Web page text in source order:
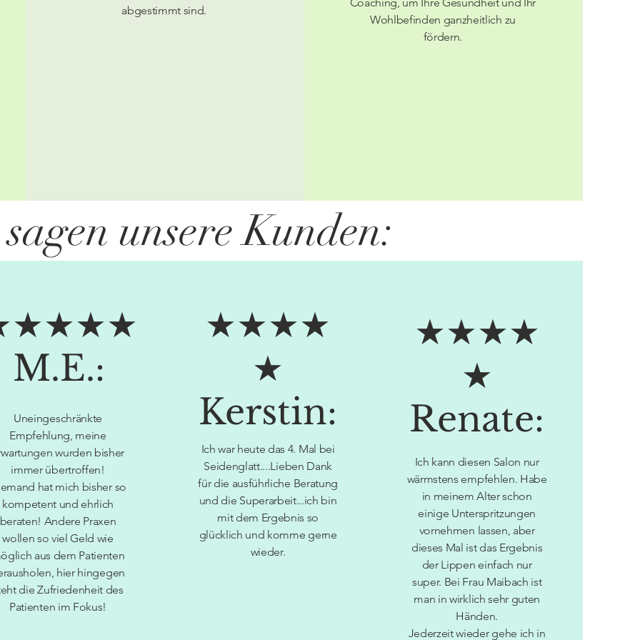
abgestimmt sind.
Wohlbefinden ganzheitlich zu
fördern.
unsere Kunden:
M.E.:
Uneingeschränkte
Empfehlung, meine
wurden bisher
immer übertroffen!
hat mich bisher so
kompetent und ehrlich
beraten! Andere Praxen
wollen so viel Geld wie
aus dem Patienten
hier hingegen
die Zufriedenheit des
Patienten im Fokus!
★★★★
★
Kerstin:
Ich war heute das 4. Mal bei
Seidenglatt....Lieben Dank
für die ausführliche Beratung
und die Superarbeit...ich bin
mit dem Ergebnis so
glücklich und komme gerne
wieder.
★★★★
★
Renate:
Ich kann diesen Salon nur
wärmstens empfehlen. Habe
in meinem Alter schon
einige Unterspritzungen
vornehmen lassen, aber
dieses Mal ist das Ergebnis
der Lippen einfach nur
super. Bei Frau Maibach ist
man in wirklich sehr guten
Händen.
Jederzeit wieder gehe ich in